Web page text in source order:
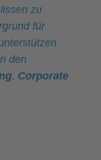
zu
für
den
, Corporate